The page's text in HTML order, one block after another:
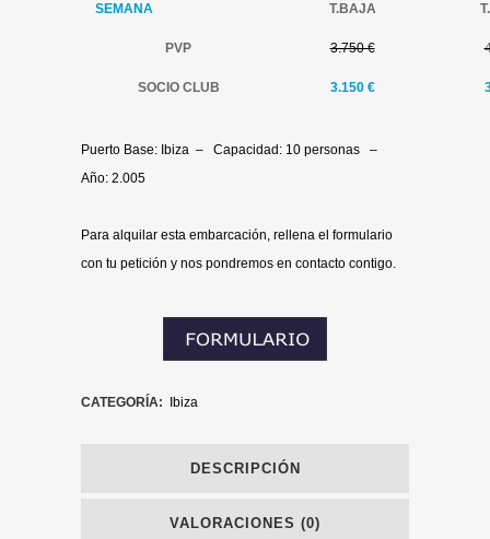
SEMANA T.BAJA
PVP 3.750 €
SOCIO CLUB 3.150€
Puerto Base: Ibiza – Capacidad: 10 personas –
Año: 2.005
Para alquilar esta embarcación, rellena el formulario
con tu petición y nos pondremos en contacto contigo.
CATEGORÍA: Ibiza
DESCRIPCIÓN
VALORACIONES (0)